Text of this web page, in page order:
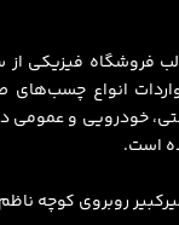
واردات انواع
خودرویی و عمومی
است.
روبروی کوچه ناظم